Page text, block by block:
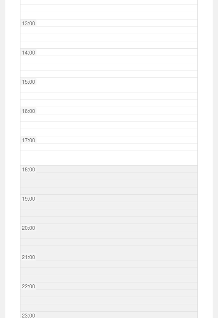
13:00
14:00
15:00
16:00
17:00
18:00
19:00
20:00
21:00
22:00
23:00